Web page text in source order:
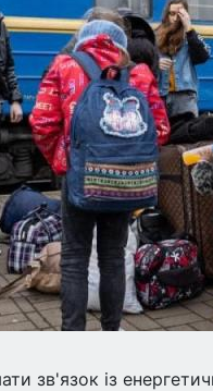
зв'язок із